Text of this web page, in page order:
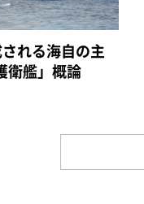
れる海自の主
艦」概論